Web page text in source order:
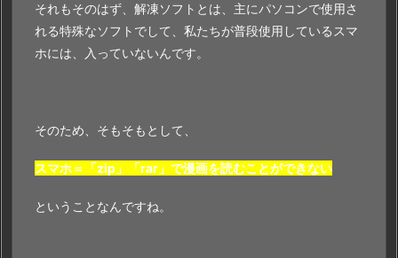
それもそのはず、解凍ソフトとは、主にパソコンで使用さ
れる特殊なソフトでして、私たちが普段使用しているスマ
ホには、入っていないんです。
そのため、そもそもとして、
スマホ＝「zip」「rar」で漫画を読むことができない
ということなんですね。